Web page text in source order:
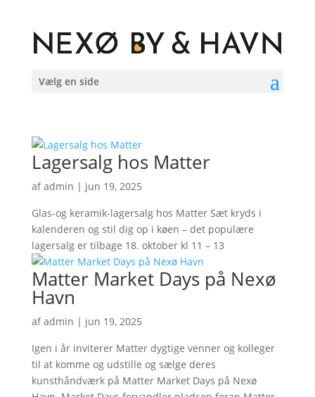
Vælg en side
Lagersalg hos Matter
afadmin | jun 19, 2025
Glas-og keramik-lagersalg hos Matter Sæt kryds i
kalenderen og stil dig op i køen – det populære
lagersalg er tilbage 18. oktober kl 11 – 13
Matter Market Days på Nexø
Havn
afadmin | jun 19, 2025
Igen i år inviterer Matter dygtige venner og kolleger
til at komme og udstille og sælge deres
kunsthåndværk på Matter Market Days på Nexø